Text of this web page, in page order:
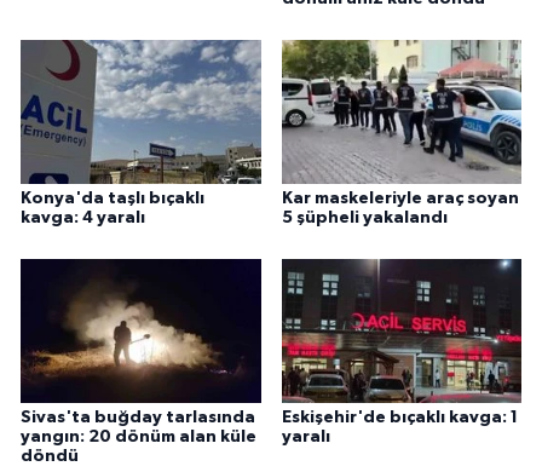
Konya'da taşlı bıçaklı
kavga: 4 yaralı
Kar maskeleriyle araç soyan
5 şüpheli yakalandı
Sivas'ta buğday tarlasında
yangın: 20 dönüm alan küle
döndü
Eskişehir'de bıçaklı kavga: 1
yaralı